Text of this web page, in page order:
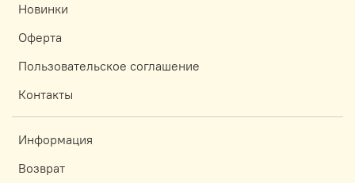
Новинки
Оферта
Пользовательское соглашение
Контакты
Информация
Возврат